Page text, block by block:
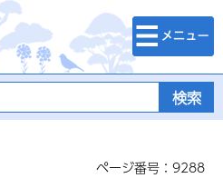
検索・メニュ
ー
ページ番号：9288